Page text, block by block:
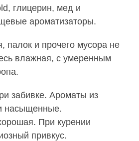
глицерин, мед и
ароматизаторы.
палок и прочего мусора не
влажная, с умеренным
забивке. Ароматы из
насыщенные.
При курении
привкус.